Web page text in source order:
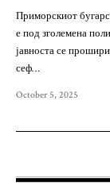
Приморскиот
е под зголемена
јавноста се
сеф…
October 5, 2025